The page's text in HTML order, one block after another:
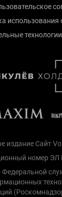
использования
технологии
издание Сайт
номер
Федеральной